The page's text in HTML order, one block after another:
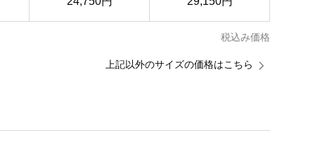
税込み価格
上記以外のサイズの価格はこちら